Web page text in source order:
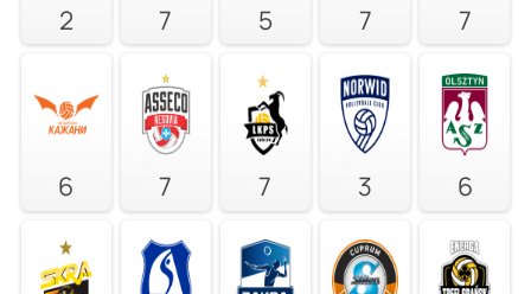
2 7 5 7 7
6 7 7 3 6